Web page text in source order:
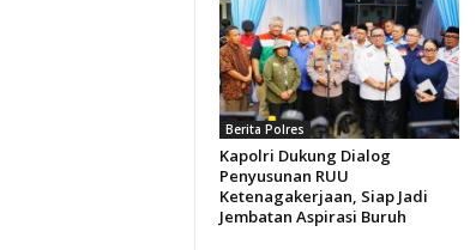
Berita Polres
Kapolri Dukung Dialog
Penyusunan RUU
Ketenagakerjaan, Siap Jadi
Jembatan Aspirasi Buruh